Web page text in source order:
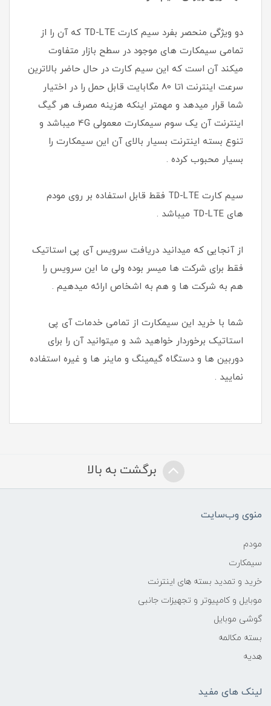
دو ویژگی منحصر بفرد سیم کارت TD-LTE که آن را از
تمامی سیمکارت های موجود در سطح بازار متفاوت
میکند آن است که این سیم کارت در حال حاضر بالاترین
سرعت اینترنت 1تا 80 مگابایت قابل حمل را در اختیار
شما قرار میدهد و مهمتر اینکه هزینه مصرف هر گیگ
اینترنت آن یک سوم سیمکارت معمولی 4G میباشد و
تنوع بسته اینترنت بسیار بالای آن این سیمکارت را
بسیار محبوب کرده .
سیم کارت TD-LTE فقط قابل استفاده بر روی مودم
های TD-LTE میباشد .
از آنجایی که میدانید دریافت سرویس آی پی استاتیک
فقط برای شرکت ها میسر بوده ولی ما این سرویس را
هم به شرکت ها و هم به اشخاص ارائه میدهیم .
شما با خرید این سیمکارت از تمامی خدمات آی پی
استاتیک برخوردار خواهید شد و میتوانید آن را برای
دوربین ها و دستگاه گیمینگ و ماینر ها و غیره استفاده
نمایید .
برگشت به بالا
منوی وب‌سایت
مودم
سیمکارت
خرید و تمدید بسته های اینترنت
موبایل و کامپیوتر و تجهیزات جانبی
گوشی موبایل
بسته مکالمه
هدیه
لینک های مفید